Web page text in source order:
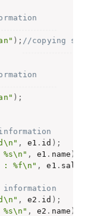
) ; //copying
) ;
information
, e1 . id ) ;
, e1 . name )
: %f\n" , e1 .
information
, e2 . id ) ;
, e2 . name )